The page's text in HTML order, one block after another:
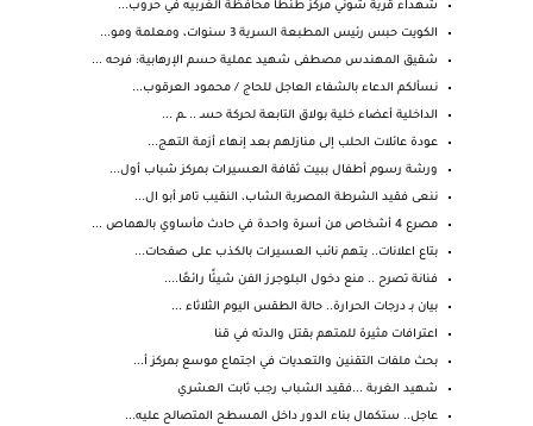
شهداء قرية شوني مركز طنطا محافظة الغربيه في حروب...
الكويت حبس رئيس المطبعة السرية 3 سنوات، ومعلمة ومو...
شقيق المهندس مصطفى شهيد عملية حسم الإرهابية: فرحه ...
نسألكم الدعاء بالشفاء العاجل للحاج / محمود العرقوب...
الداخلية أعضاء خلية بولاق التابعة لحركة حسـ .. ـم ...
عودة عائلات الحلب إلى منازلهم بعد إنهاء أزمة التهج...
ورشة رسوم أطفال ببيت ثقافة العسيرات بمركز شباب أول...
ننعى فقيد الشرطة المصرية الشاب، النقيب تامر أبو ال...
مصرع 4 أشخاص من أسرة واحدة في حادث مأساوي بالهماص ...
بتاع اعلانات.. يتهم نائب العسيرات بالكذب على صفحات...
فنانة تصرح .. منع دخول البلوجرز الفن شيئًا رائعًا....
بيان بـ درجات الحرارة.. حالة الطقس اليوم الثلاثاء ...
اعترافات مثيرة للمتهم بقتل والدته في قنا
بحث ملفات التقنين والتعديات في اجتماع موسع بمركز أ...
شهيد الغربة ...فقيد الشباب رجب ثابت العشري
عاجل.. ستكمال بناء الدور داخل المسطح المتصالح عليه...